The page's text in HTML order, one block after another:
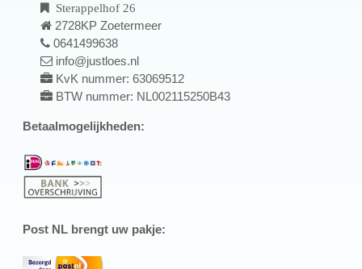
Sterappelhof 26
2728KP Zoetermeer
0641499638
info@justloes.nl
KvK nummer: 63069512
BTW nummer: NL002115250B43
Betaalmogelijkheden:
Post NL brengt uw pakje: